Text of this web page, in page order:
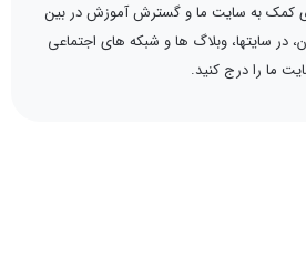
کمک به سایت ما و گسترش آموزش در بین
در سایتها، وبلاگ ها و شبکه های اجتماعی
ما را درج کنید.